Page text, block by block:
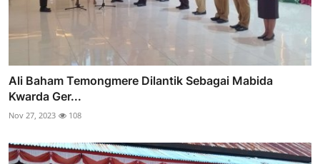
Ali Baham Temongmere Dilantik Sebagai Mabida
Kwarda Ger...
Nov 27, 2023 108